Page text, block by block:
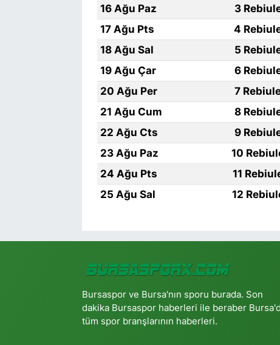
16 Ağu Paz
3
17 Ağu Pts
4
18 Ağu Sal
5
19 Ağu Çar
6
20 Ağu Per
7
21 Ağu Cum
8
22 Ağu Cts
9
23 Ağu Paz
10
24 Ağu Pts
11
25 Ağu Sal
12
Bursaspor ve Bursa'nın sporu burada. Son
dakika Bursaspor haberleri ile beraber
tüm spor branşlarının haberleri.